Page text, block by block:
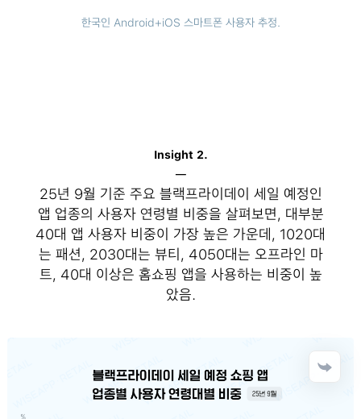
한국인 Android+iOS 스마트폰 사용자 추정.
Insight 2.
─
25년 9월 기준 주요 블랙프라이데이 세일 예정인
앱 업종의 사용자 연령별 비중을 살펴보면, 대부분
40대 앱 사용자 비중이 가장 높은 가운데, 1020대
는 패션, 2030대는 뷰티, 4050대는 오프라인 마
트, 40대 이상은 홈쇼핑 앱을 사용하는 비중이 높
았음.